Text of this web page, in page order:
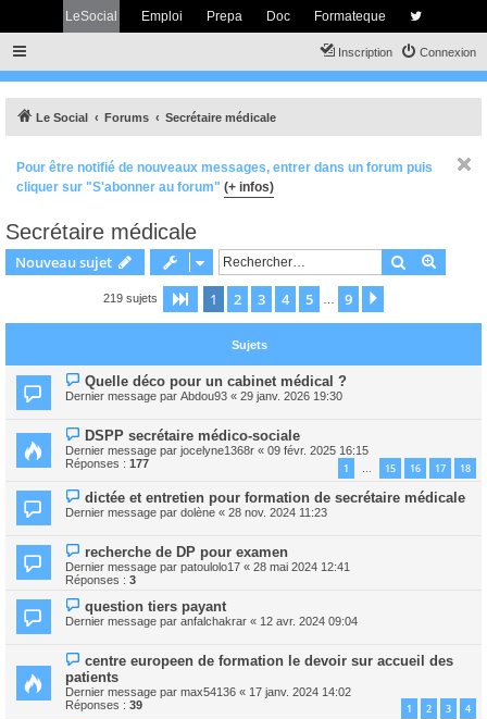
LeSocial Emploi Prepa Doc Formateque
Connexion
Inscription
Le Social Forums Secrétaire médicale
Pour être notifié de nouveaux messages, entrer dans un forum puis
cliquer sur "S'abonner au forum" (+ infos)
Secrétaire médicale
Nouveau sujet Rechercher
219 sujets Page 1sur9
1 2 3 4 5 9
Sujets
Quelle déco pour un cabinet médical ?
Dernier message par Abdou93 « 29 janv. 2026 19:30
DSPP secrétaire médico-sociale
Dernier message par jocelyne1368r « 09 févr. 2025 16:15
Réponses : 177 1 … 15 16 17 18
dictée et entretien pour formation de secrétaire médicale
Dernier message par dolène « 28 nov. 2024 11:23
recherche de DP pour examen
Dernier message par patoulolo17 « 28 mai 2024 12:41
Réponses : 3
question tiers payant
Dernier message par anfalchakrar « 12 avr. 2024 09:04
centre europeen de formation le devoir sur accueil des
patients
Dernier message par max54136 « 17 janv. 2024 14:02
Réponses : 39 1 2 3 4